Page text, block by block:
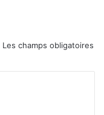
Les champs obligatoires